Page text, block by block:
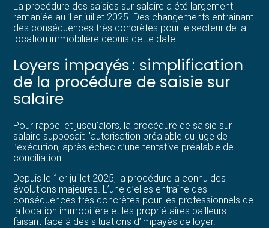
Construire votre patrimoine
Structurer votre croissance
Être prêt pour la facturation
électronique
La procédure des saisies sur salaire a été largement
remaniée au 1er juillet 2025. Des changements entraînant
des conséquences très concrètes pour le secteur de la
location immobilière depuis cette date…
Loyers impayés : simplification
de la procédure de saisie sur
salaire
Pour rappel et jusqu’alors, la procédure de saisie sur
salaire supposait l’autorisation préalable du juge de
l’exécution, après échec d’une tentative préalable de
conciliation.
Depuis le 1er juillet 2025, la procédure a connu des
évolutions majeures. L’une d’elles entraîne des
conséquences très concrètes pour les professionnels de
la location immobilière et les propriétaires bailleurs
faisant face à des situations d’impayés de loyer.